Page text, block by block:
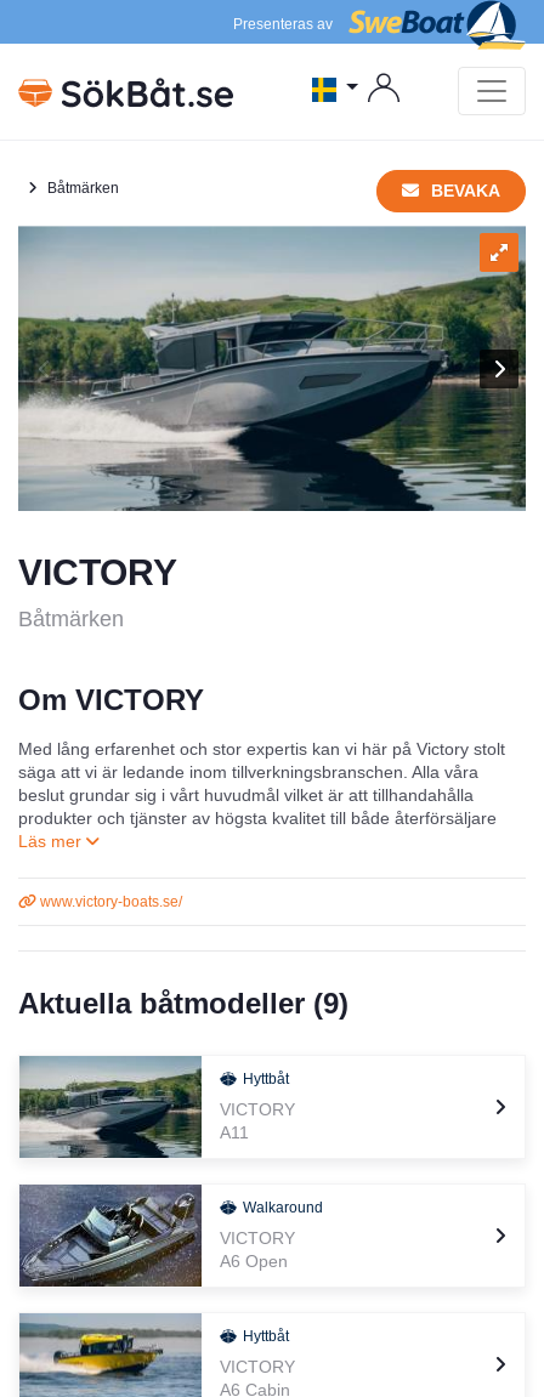
Presenteras av
Båtmärken BEVAKA
VICTORY
Båtmärken
Om VICTORY
Med lång erfarenhet och stor expertis kan vi här på Victory stolt
säga att vi är ledande inom tillverkningsbranschen. Alla våra
beslut grundar sig i vårt huvudmål vilket är att tillhandahålla
produkter och tjänster av högsta kvalitet till både återförsäljare
och kunder.
det finns ett mycket stort kunnande inom båtbyggeri och där de
även på den minsta modellen.
www.victory-boats.se/
Aktuella båtmodeller (9)
Hyttbåt
VICTORY
A11
Walkaround
VICTORY
A6 Open
Hyttbåt
VICTORY
A6 Cabin